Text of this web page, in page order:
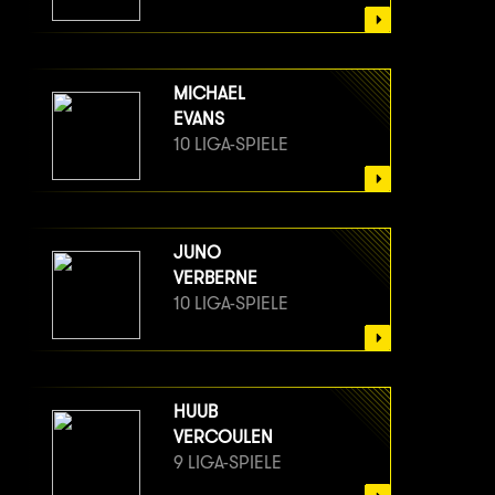
MICHAEL
EVANS
10 LIGA-SPIELE
JUNO
VERBERNE
10 LIGA-SPIELE
HUUB
VERCOULEN
9 LIGA-SPIELE